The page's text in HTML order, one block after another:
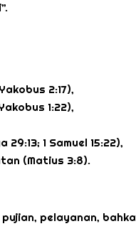
2:17),
1:22),
1 Samuel 15:22),
(Matius 3:8).
pelayanan,